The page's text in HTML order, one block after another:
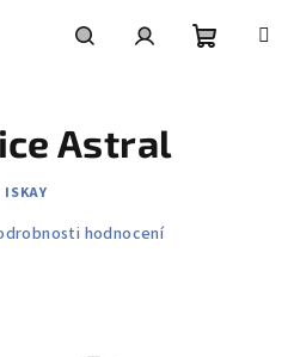
Astral
ISKAY
hodnocení